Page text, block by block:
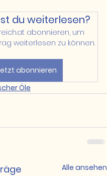
du weiterlesen?
abonnieren, um
weiterlesen zu können.
abonnieren
Öle
Alle ansehen